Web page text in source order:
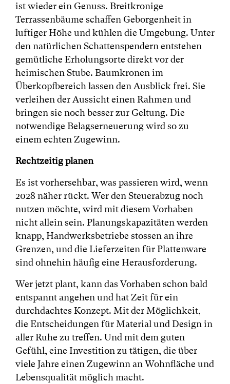
ist wieder ein Genuss. Breitkronige
Terrassenbäume schaffen Geborgenheit in
luftiger Höhe und kühlen die Umgebung. Unter
den natürlichen Schattenspendern entstehen
gemütliche Erholungsorte direkt vor der
heimischen Stube. Baumkronen im
Überkopfbereich lassen den Ausblick frei. Sie
verleihen der Aussicht einen Rahmen und
bringen sie noch besser zur Geltung. Die
notwendige Belagserneuerung wird so zu
einem echten Zugewinn.
Rechtzeitig planen
Es ist vorhersehbar, was passieren wird, wenn
2028 näher rückt. Wer den Steuerabzug noch
nutzen möchte, wird mit diesem Vorhaben
nicht allein sein. Planungskapazitäten werden
knapp, Handwerksbetriebe stossen an ihre
Grenzen, und die Lieferzeiten für Plattenware
sind ohnehin häufig eine Herausforderung.
Wer jetzt plant, kann das Vorhaben schon bald
entspannt angehen und hat Zeit für ein
durchdachtes Konzept. Mit der Möglichkeit,
die Entscheidungen für Material und Design in
aller Ruhe zu treffen. Und mit dem guten
Gefühl, eine Investition zu tätigen, die über
viele Jahre einen Zugewinn an Wohnfläche und
Lebensqualität möglich macht.